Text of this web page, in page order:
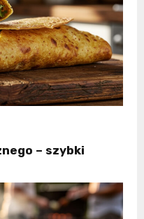
– szybki